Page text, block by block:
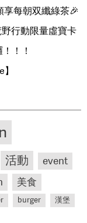
享每朝双纖綠茶🎉
野行動限量虛寶卡
！！
活動
event
美食
burger
漢堡